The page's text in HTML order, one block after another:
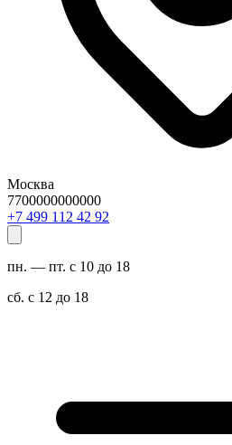
Москва
7700000000000
29 24 211 994 7+
пн. — пт. с 10 до 18
сб. с 12 до 18